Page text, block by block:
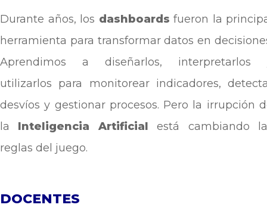
Durante años, los dashboards fueron la
herramienta para transformar datos en
Aprendimos a diseñarlos, interpretarlos
utilizarlos para monitorear indicadores,
desvíos y gestionar procesos. Pero la irrupción
la Inteligencia Artificial está cambiando
reglas del juego.
DOCENTES